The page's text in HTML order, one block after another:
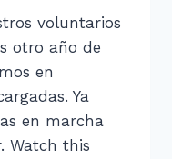
voluntarios
otro año de
en
Ya
en marcha
Watch this